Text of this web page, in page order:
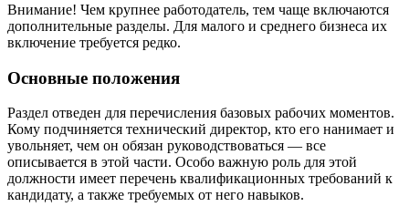
Внимание! Чем крупнее работодатель, тем чаще включаются
дополнительные разделы. Для малого и среднего бизнеса их
включение требуется редко.
Основные положения
Раздел отведен для перечисления базовых рабочих моментов.
Кому подчиняется технический директор, кто его нанимает и
увольняет, чем он обязан руководствоваться — все
описывается в этой части. Особо важную роль для этой
должности имеет перечень квалификационных требований к
кандидату, а также требуемых от него навыков.